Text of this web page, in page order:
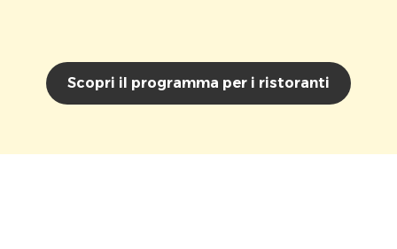
Scopri il programma per i ristoranti